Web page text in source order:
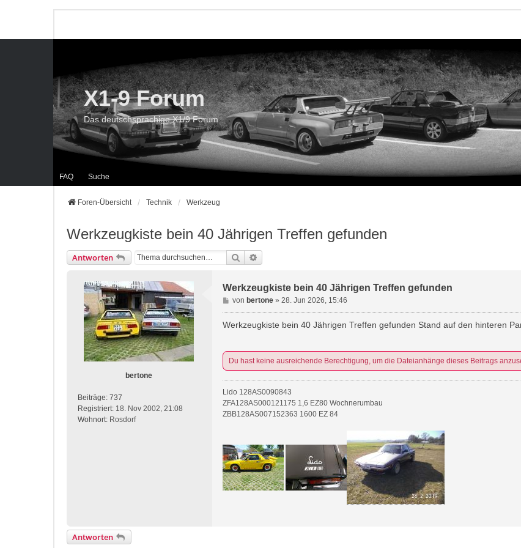
FAQ Suche
X1-9 Forum
Das deutschsprachige X1/9 Forum
Foren-Übersicht Technik Werkzeug
Werkzeugkiste bein 40 Jährigen Treffen gefunden
Antworten Suche
bertone
Beiträge: 737
Registriert: 18. Nov 2002, 21:08
Wohnort: Rosdorf
Werkzeugkiste bein 40 Jährigen Treffen gefunden
B
e
i
g
von bertone» 28. Jun 2026, 15:46
Werkzeugkiste bein 40 Jährigen Treffen gefunden Stand auf den hinteren
Du hast keine ausreichende Berechtigung, um die Dateianhänge dieses Beitrags
Lido 128AS0090843
ZFA128AS000121175 1,6 EZ80 Wochnerumbau
ZBB128AS007152363 1600 EZ 84
Antworten